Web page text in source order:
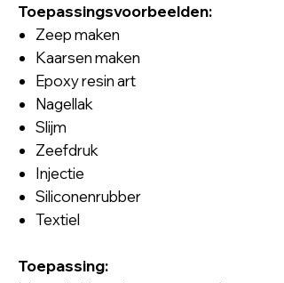
Toepassingsvoorbeelden:
Zeep maken
Kaarsen maken
Epoxy resin art
Nagellak
Slijm
Zeefdruk
Injectie
Siliconenrubber
Textiel
Toepassing: